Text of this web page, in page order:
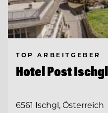
TOP ARBEITGEBER
Hotel Post Ischgl
6561 Ischgl, Österreich